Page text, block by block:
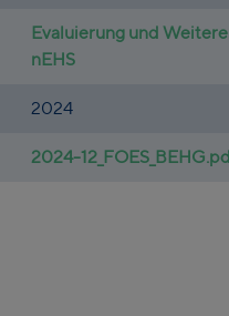
Evaluierung und
nEHS
2024
2024-